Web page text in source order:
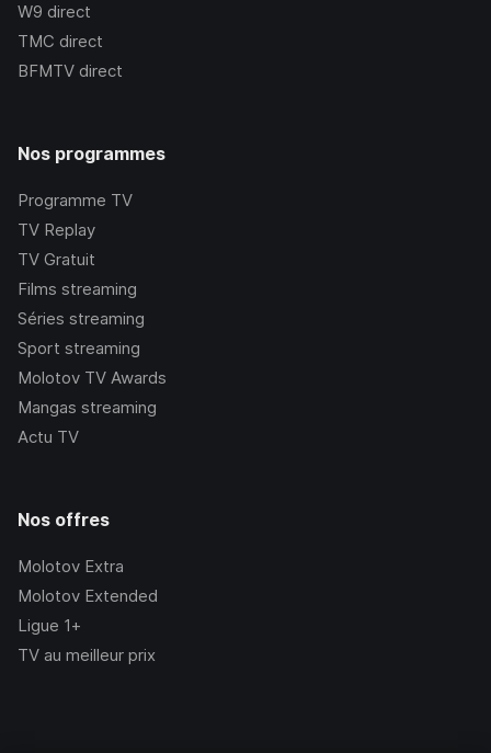
W9 direct
TMC direct
BFMTV direct
Nos programmes
Programme TV
TV Replay
TV Gratuit
Films streaming
Séries streaming
Sport streaming
Molotov TV Awards
Mangas streaming
Actu TV
Nos offres
Molotov Extra
Molotov Extended
Ligue 1+
TV au meilleur prix